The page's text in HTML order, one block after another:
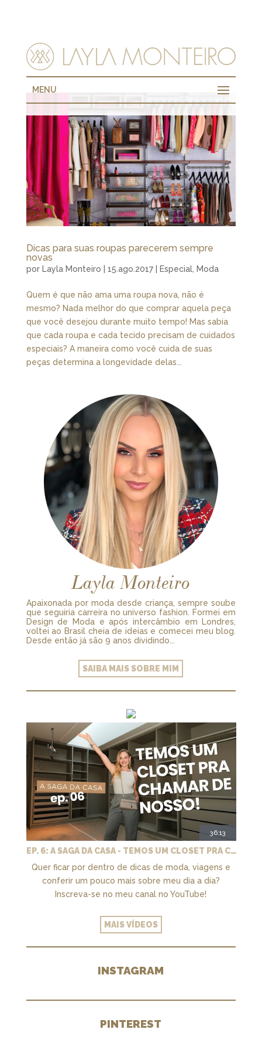
MENU
Dicas para suas roupas parecerem sempre
novas
por Layla Monteiro 15.ago.2017| Especial, Moda
Quem é que não ama uma roupa nova, não é
mesmo? Nada melhor do que comprar aquela peça
que você desejou durante muito tempo! Mas sabia
que cada roupa e cada tecido precisam de cuidados
especiais? A maneira como você cuida de suas
peças determina a longevidade delas...
Layla Monteiro
Apaixonada por moda desde criança, sempre soube
que seguiria carreira no universo fashion. Formei em
Design de Moda e após intercâmbio em Londres,
voltei ao Brasil cheia de ideias e comecei meu blog.
Desde então já são 9 anos dividindo...
SAIBA MAIS SOBRE MIM
36:13
EP. 6: A SAGA DA CASA - TEMOS UM CLOSET PRA CHAMAR DE NOSSO + MARCENARIA E PAISAGISMO
Quer ficar por dentro de dicas de moda, viagens e
conferir um pouco mais sobre meu dia a dia?
Inscreva-se no meu canal no YouTube!
MAIS VÍDEOS
INSTAGRAM
PINTEREST